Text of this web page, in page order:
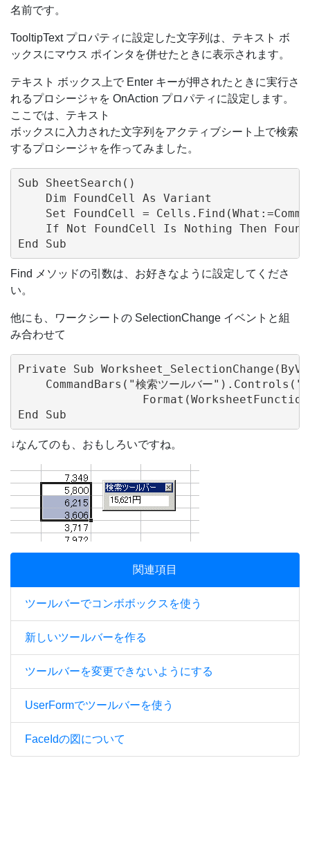
名前です。
TooltipText プロパティに設定した文字列は、テキスト ボ
ックスにマウス ポインタを併せたときに表示されます。
テキスト ボックス上で Enter キーが押されたときに実行さ
れるプロシージャを OnAction プロパティに設定します。
ここでは、テキスト
ボックスに入力された文字列をアクティブシート上で検索
するプロシージャを作ってみました。
Sub SheetSearch()
    Dim FoundCell As Variant
Set FoundCell =
If Not FoundCell Is Nothing Then
Find メソッドの引数は、お好きなように設定してくださ
い。
他にも、ワークシートの SelectionChange イベントと組
み合わせて
Private Sub
CommandBars("検索ツールバー
↓なんてのも、おもしろいですね。
関連項目
ツールバーでコンボボックスを使う
新しいツールバーを作る
ツールバーを変更できないようにする
UserFormでツールバーを使う
FaceIdの図について